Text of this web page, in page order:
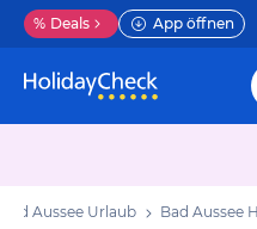
% Deals App öffnen
Bad Aussee Urlaub Bad Aussee